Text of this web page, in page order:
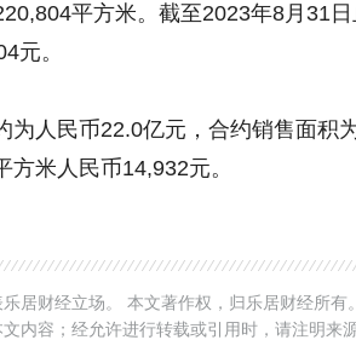
平方米。截至2023年8月31
元。
为人民币22.0亿元，合约销售面积
米人民币14,932元。
居财经立场。 本文著作权，归乐居财经所有
内容；经允许进行转载或引用时，请注明来